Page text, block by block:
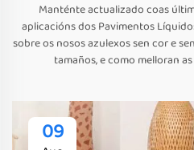
Manténte actualizado coas
aplicacións dos Pavimentos
sobre os nosos azulexos sen cor e
tamaños, e como melloran
09